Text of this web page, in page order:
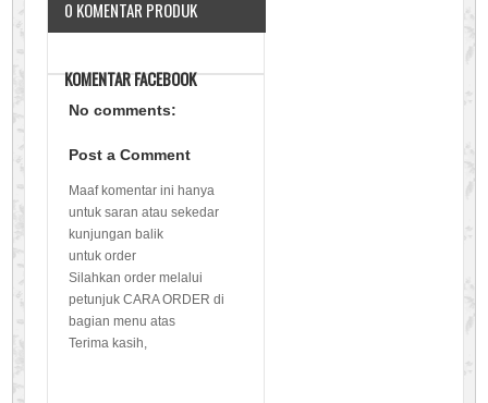
0 KOMENTAR PRODUK
KOMENTAR FACEBOOK
No comments:
Post a Comment
Maaf komentar ini hanya
untuk saran atau sekedar
kunjungan balik
untuk order
Silahkan order melalui
petunjuk CARA ORDER di
bagian menu atas
Terima kasih,